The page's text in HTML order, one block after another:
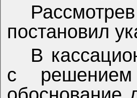
постановил
В
с